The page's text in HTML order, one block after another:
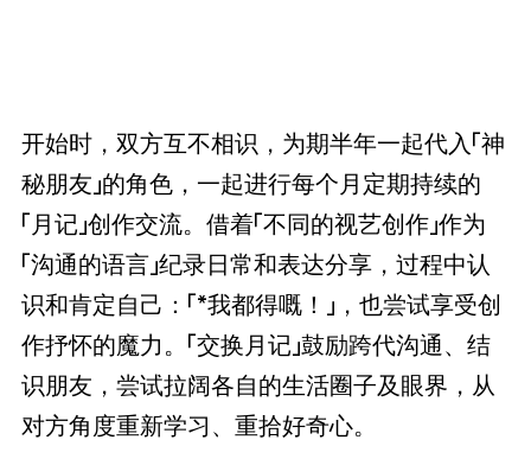
开始时，双方互不相识，为期半年一起代入「神
秘朋友」的角色，一起进行每个月定期持续的
「月记」创作交流。借着「不同的视艺创作」作为
「沟通的语言」纪录日常和表达分享，过程中认
识和肯定自己：「*我都得嘅！」，也尝试享受创
作抒怀的魔力。「交换月记」鼓励跨代沟通、结
识朋友，尝试拉阔各自的生活圈子及眼界，从
对方角度重新学习、重拾好奇心。